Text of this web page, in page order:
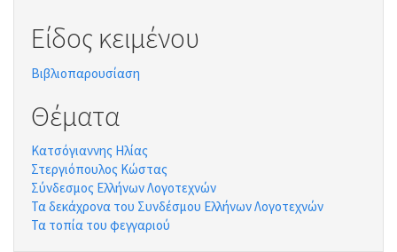
Είδος κειμένου
Βιβλιοπαρουσίαση
Θέματα
Κατσόγιαννης Ηλίας
Στεργιόπουλος Κώστας
Σύνδεσμος Ελλήνων Λογοτεχνών
Τα δεκάχρονα του Συνδέσμου Ελλήνων Λογοτεχνών
Τα τοπία του φεγγαριού